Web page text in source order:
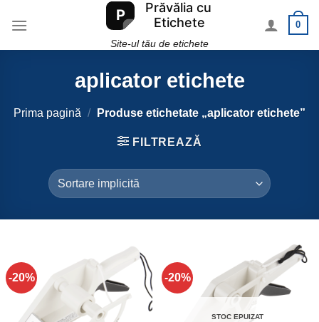
Site-ul tău de etichete
0
aplicator etichete
Prima pagină / Produse etichetate „aplicator etichete”
FILTREAZĂ
-20% -20%
STOC EPUIZAT